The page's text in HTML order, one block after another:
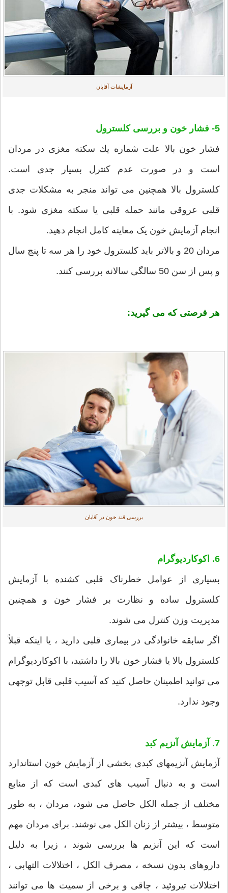
آزمایشات آقایان
5- فشار خون و بررسی کلسترول
فشار خون بالا علت شماره یك سكته مغزی در مردان
است و در صورت عدم كنترل بسیار جدی است.
کلسترول بالا همچنین می تواند منجر به مشکلات جدی
قلبی عروقی مانند حمله قلبی یا سکته مغزی شود. با
انجام آزمایش خون یک معاینه كامل انجام دهید.
مردان 20 و بالاتر باید کلسترول خود را هر سه تا پنج سال
و پس از سن 50 سالگی سالانه بررسی کنند.
هر فرصتی که می گیرید:
بررسی قند خون در آقایان
6. اکوکاردیوگرام
بسیاری از عوامل خطرناک قلبی کشنده با آزمایش
کلسترول ساده و نظارت بر فشار خون و همچنین
مدیریت وزن کنترل می شوند.
اگر سابقه خانوادگی در بیماری قلبی دارید ، یا اینکه قبلاً
کلسترول بالا یا فشار خون بالا را داشتید، با اکوکاردیوگرام
می توانید اطمینان حاصل کنید که آسیب قلبی قابل توجهی
وجود ندارد.
7. آزمایش آنزیم کبد
آزمایش آنزیمهای کبدی بخشی از آزمایش خون استاندارد
است و به دنبال آسیب های کبدی است که از منابع
مختلف از جمله الکل حاصل می شود، مردان ، به طور
متوسط ​​، بیشتر از زنان الکل می نوشند. برای مردان مهم
است كه این آنزیم ها بررسی شوند ، زیرا به دلیل
داروهای بدون نسخه ، مصرف الكل ، اختلالات التهابی ،
اختلالات تیروئید ، چاقی و برخی از سمیت ها می توانند